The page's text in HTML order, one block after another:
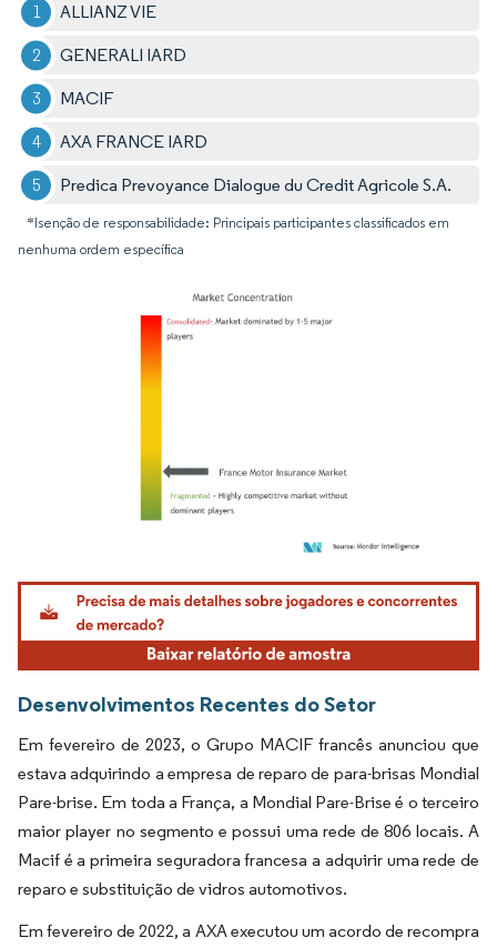
ALLIANZ VIE
GENERALI IARD
MACIF
AXA FRANCE IARD
Predica Prevoyance Dialogue du Credit Agricole S.A.
*Isenção de responsabilidade: Principais participantes classificados em
nenhuma ordem específica
Imagem © Mordor Intelligence. O reuso requer atribuição conforme CC BY 4.0.
Desenvolvimentos Recentes do Setor
Em fevereiro de 2023, o Grupo MACIF francês anunciou que
estava adquirindo a empresa de reparo de para-brisas Mondial
Pare-brise. Em toda a França, a Mondial Pare-Brise é o terceiro
maior player no segmento e possui uma rede de 806 locais. A
Macif é a primeira seguradora francesa a adquirir uma rede de
reparo e substituição de vidros automotivos.
Em fevereiro de 2022, a AXA executou um acordo de recompra